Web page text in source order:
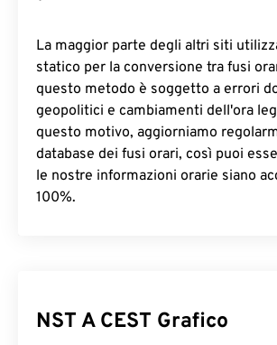
La maggior parte degli altri siti
statico per la conversione tra fusi
questo metodo è soggetto a errori
geopolitici e cambiamenti dell'ora
questo motivo, aggiorniamo
database dei fusi orari, così puoi
le nostre informazioni orarie siano
100%.
NST A CEST Grafico